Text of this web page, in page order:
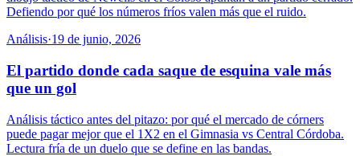
Defiendo por qué los números fríos valen más que el ruido.
Análisis·19 de junio, 2026
El partido donde cada saque de esquina vale más
que un gol
Análisis táctico antes del pitazo: por qué el mercado de córners
puede pagar mejor que el 1X2 en el Gimnasia vs Central Córdoba.
Lectura fría de un duelo que se define en las bandas.